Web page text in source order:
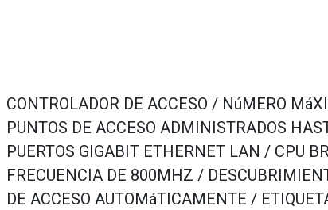
CONTROLADOR DE ACCESO / NúMERO
PUNTOS DE ACCESO ADMINISTRADOS
PUERTOS GIGABIT ETHERNET LAN / CPU
FRECUENCIA DE 800MHZ /
DE ACCESO AUTOMáTICAMENTE /